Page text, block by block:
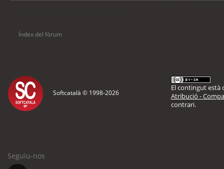
Índex del fòrum
Softcatalà © 1998-2026
El contingut està
Atribució -
contrari.
Seguiu-nos